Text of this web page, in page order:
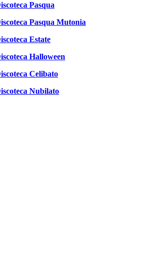
Pasqua
Pasqua Mutonia
Estate
Halloween
Celibato
Nubilato